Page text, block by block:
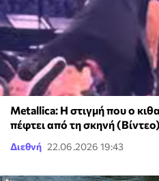
Metallica: Η στιγμή που ο
πέφτει από τη σκηνή (Βίντεο)
Διεθνή 22.06.2026 19:43